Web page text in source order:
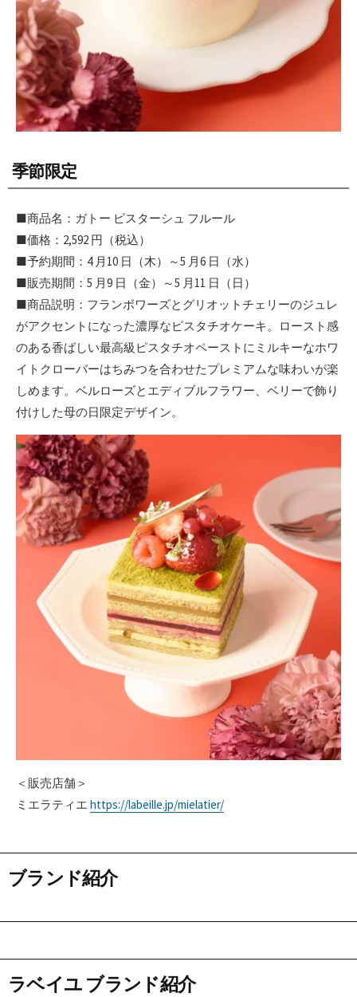
季節限定
■商品名：ガトー ピスターシュ フルール
■価格：2,592 円（税込）
■予約期間：4 月10 日（木）～5 月6 日（水）
■販売期間：5 月9 日（金）～5 月11 日（日）
■商品説明：フランボワーズとグリオットチェリーのジュレ
がアクセントになった濃厚なピスタチオケーキ。ロースト感
のある香ばしい最高級ピスタチオペーストにミルキーなホワ
イトクローバーはちみつを合わせたプレミアムな味わいが楽
しめます。ベルローズとエディブルフラワー、ベリーで飾り
付けした母の日限定デザイン。
＜販売店舗＞
ミエラティエ https://labeille.jp/mielatier/
ブランド紹介
ラベイユ ブランド紹介